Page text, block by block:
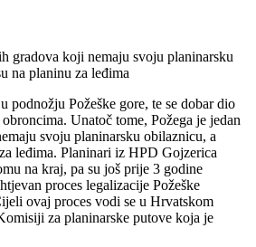
gradova koji nemaju svoju planinarsku
na planinu za leđima
podnožju Požeške gore, te se dobar dio
Unatoč tome, Požega je jedan
svoju planinarsku obilaznicu, a
leđima. Planinari iz HPD Gojzerica
na kraj, pa su još prije 3 godine
proces legalizacije Požeške
ovaj proces vodi se u Hrvatskom
za planinarske putove koja je